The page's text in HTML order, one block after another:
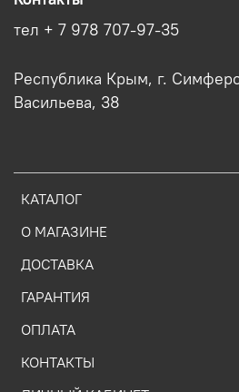
КАТАЛОГ
О МАГАЗИНЕ
ДОСТАВКА
ГАРАНТИЯ
ОПЛАТА
КОНТАКТЫ
тел + 7 978 707-97-35
Республика Крым, г.
Васильева, 38